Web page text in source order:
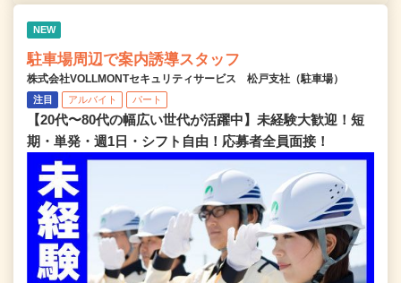
NEW
駐車場周辺で案内誘導スタッフ
株式会社VOLLMONTセキュリティサービス 松戸支社（駐車場）
注目 アルバイト パート
【20代〜80代の幅広い世代が活躍中】未経験大歓迎！短
期・単発・週1日・シフト自由！応募者全員面接！